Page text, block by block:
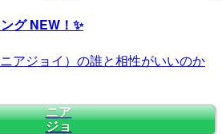
グNEW！✨
アジョイ）の誰と相性がいいのか
ニア
ジョ